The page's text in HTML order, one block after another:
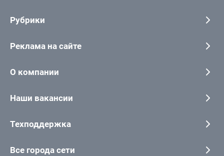
Рубрики
Реклама на сайте
О компании
Наши вакансии
Техподдержка
Все города сети